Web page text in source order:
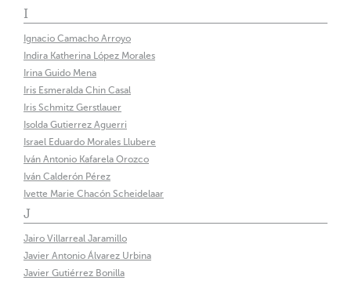
I
Ignacio Camacho Arroyo
Indira Katherina López Morales
Irina Guido Mena
Iris Esmeralda Chin Casal
Iris Schmitz Gerstlauer
Isolda Gutierrez Aguerri
Israel Eduardo Morales Llubere
Iván Antonio Kafarela Orozco
Iván Calderón Pérez
Ivette Marie Chacón Scheidelaar
J
Jairo Villarreal Jaramillo
Javier Antonio Álvarez Urbina
Javier Gutiérrez Bonilla